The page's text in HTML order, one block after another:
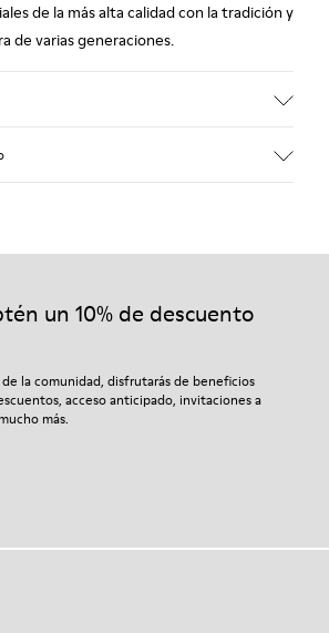
de la más alta calidad con la tradición y
de varias generaciones.
han fabricado con materiales de primera
del calzado los protegerá y
más tiempo.
detallada sobre cómo cuidar de
Guía para el cuidado del calzado.
un 10% de descuento
la comunidad, disfrutarás de beneficios
acceso anticipado, invitaciones a
más.